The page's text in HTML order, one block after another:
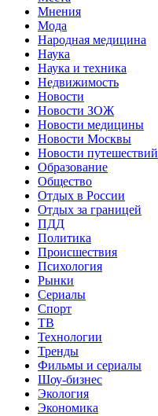
Мнения
Мода
Народная медицина
Наука
Наука и техника
Недвижимость
Новости
Новости ЗОЖ
Новости медицины
Новости Москвы
Новости путешествий
Образование
Общество
Отдых в России
Отдых за границей
ПДД
Политика
Происшествия
Психология
Рынки
Сериалы
Спорт
ТВ
Технологии
Тренды
Фильмы и сериалы
Шоу-бизнес
Экология
Экономика